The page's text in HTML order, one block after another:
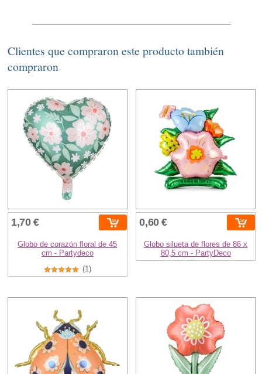
Clientes que compraron este producto también
compraron
1,70 €
Globo de corazón floral de 45
cm - Partydeco
(1)
0,60 €
Globo silueta de flores de 86 x
80,5 cm - PartyDeco